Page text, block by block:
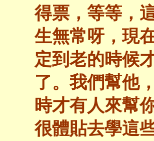
得票，等等，
生無常呀，現
定到老的時候
了。我們幫他
時才有人來幫
很體貼去學這